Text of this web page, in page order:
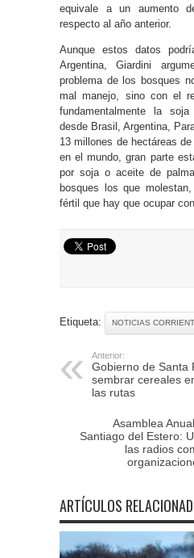
equivale a un aumento
respecto al año anterior.
Aunque estos datos
Argentina, Giardini
problema de los bosques
mal manejo, sino con el
fundamentalmente la
desde Brasil, Argentina,
13 millones de hectáreas
en el mundo, gran parte
por soja o aceite de
bosques los que
fértil que hay que ocupar
Etiqueta: NOTICIAS
Anterior:
Gobierno de Santa
sembrar cereales
las rutas
Asamblea
Santiago del Estero:
las radios
ARTÍCULOS